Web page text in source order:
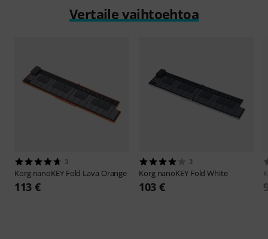
Vertaile vaihtoehtoa
3
Korg nanoKEY Fold Lava Orange
113 €
3
Korg nanoKEY Fold White
103 €